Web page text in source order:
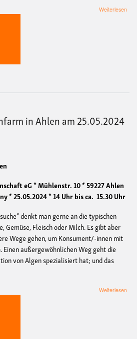
Weiterlesen
in Ahlen am 25.05.2024
eG * Mühlenstr. 10 * 59227 Ahlen
* 25.05.2024 * 14 Uhr bis ca. 15.30 Uhr
denkt man gerne an die typischen
Gemüse, Fleisch oder Milch. Es gibt aber
Wege gehen, um Konsument/-innen mit
außergewöhnlichen Weg geht die
von Algen spezialisiert hat; und das
Weiterlesen